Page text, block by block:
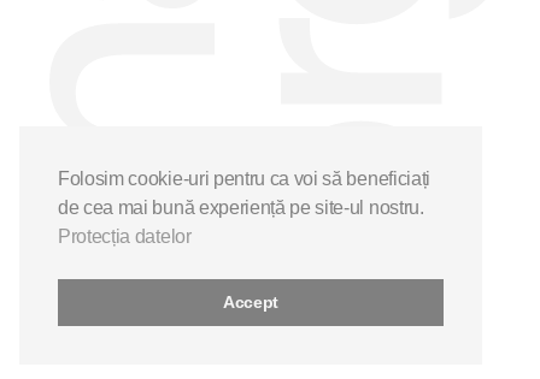
Folosim cookie-uri pentru ca voi să beneficiați
de cea mai bună experiență pe site-ul nostru.
Protecția datelor
Accept